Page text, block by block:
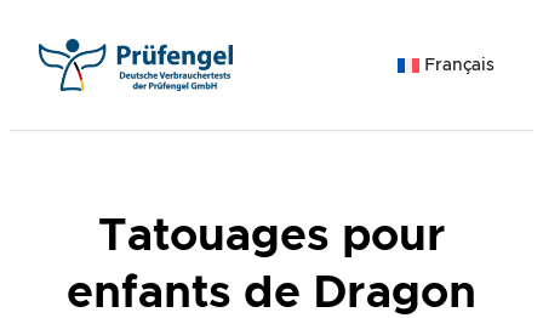
contenu
Français
Tatouages pour
enfants de Dragon